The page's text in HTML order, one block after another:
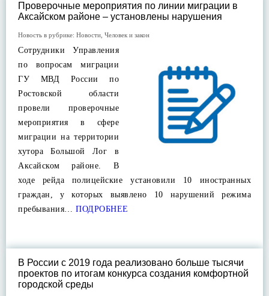
Проверочные мероприятия по линии миграции в
Аксайском районе – установлены нарушения
Новость в рубрике: Новости Человек и закон
Сотрудники Управления
по вопросам миграции
ГУ МВД России по
Ростовской области
провели проверочные
мероприятия в сфере
миграции на территории
хутора Большой Лог в
Аксайском районе. В
ходе рейда полицейские установили 10 иностранных
граждан, у которых выявлено 10 нарушений режима
пребывания… ПОДРОБНЕЕ
В России с 2019 года реализовано больше тысячи
проектов по итогам конкурса создания комфортной
городской среды